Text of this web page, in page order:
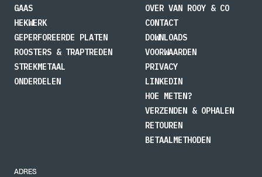
GAAS
HEKWERK
GEPERFOREERDE PLATEN
ROOSTERS & TRAPTREDEN
STREKMETAAL
ONDERDELEN
OVER VAN ROOY & CO
CONTACT
DOWNLOADS
VOORWAARDEN
PRIVACY
LINKEDIN
HOE METEN?
VERZENDEN & OPHALEN
RETOUREN
BETAALMETHODEN
ADRES